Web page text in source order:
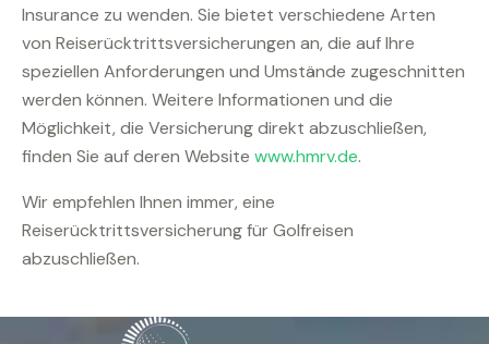
Insurance zu wenden. Sie bietet verschiedene Arten
von Reiserücktrittsversicherungen an, die auf Ihre
speziellen Anforderungen und Umstände zugeschnitten
werden können. Weitere Informationen und die
Möglichkeit, die Versicherung direkt abzuschließen,
finden Sie auf deren Website www.hmrv.de.
Wir empfehlen Ihnen immer, eine
Reiserücktrittsversicherung für Golfreisen
abzuschließen.